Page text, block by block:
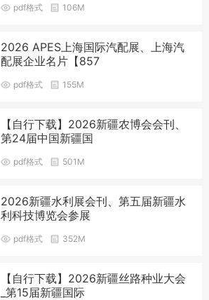
pdf格式 106M
2026 APES上海国际汽配展、上海汽
配展企业名片【857
pdf格式 155M
【自行下载】2026新疆农博会会刊、
第24届中国新疆国
pdf格式 501M
2026新疆水利展会刊、第五届新疆水
利科技博览会参展
pdf格式 352M
【自行下载】2026新疆丝路种业大会
_第15届新疆国际